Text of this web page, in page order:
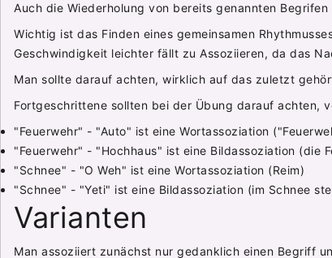
Auch die Wiederholung von bereits genannten Begrifen
Wichtig ist das Finden eines gemeinsamen
Geschwindigkeit leichter fällt zu Assoziieren, da das
Man sollte darauf achten, wirklich auf das zuletzt
Fortgeschrittene sollten bei der Übung darauf achten,
"Feuerwehr" - "Auto" ist eine Wortassoziation
"Feuerwehr" - "Hochhaus" ist eine Bildassoziation (die
"Schnee" - "O Weh" ist eine Wortassoziation (Reim)
"Schnee" - "Yeti" ist eine Bildassoziation (im Schnee
Varianten
Man assoziiert zunächst nur gedanklich einen Begriff